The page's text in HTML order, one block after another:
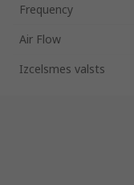
Frequency
Air Flow
Izcelsmes valsts